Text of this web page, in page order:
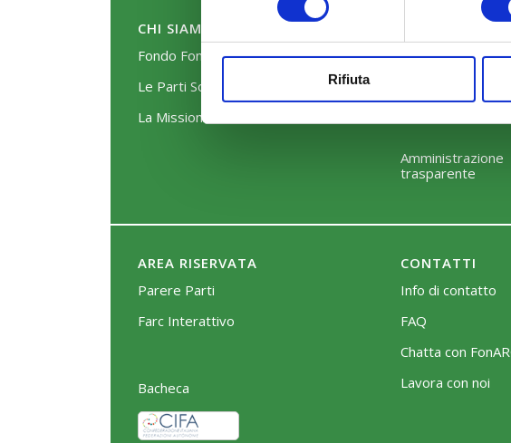
Rifiuta
CHI SIAMO
Fondo FonARCom
Le Parti Sociali
La Mission
COSA
Perché scegliere
Amministrazione
trasparente
AREA RISERVATA
Parere Parti
Farc Interattivo
Bacheca
CONTATTI
Info di contatto
FAQ
Chatta con
Lavora con noi